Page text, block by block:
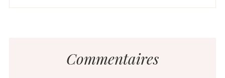
Commentaires